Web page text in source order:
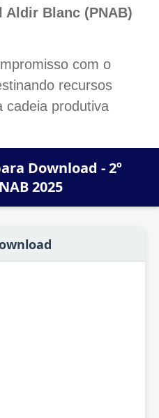
Aldir Blanc (PNAB)
com o
recursos
cadeia produtiva